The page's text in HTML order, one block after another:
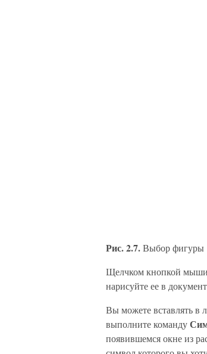
Рис. 2.7.Выбор фигуры
Щелчком кнопкой
нарисуйте ее в
Вы можете вставлять в
выполните команду
появившемся окне из